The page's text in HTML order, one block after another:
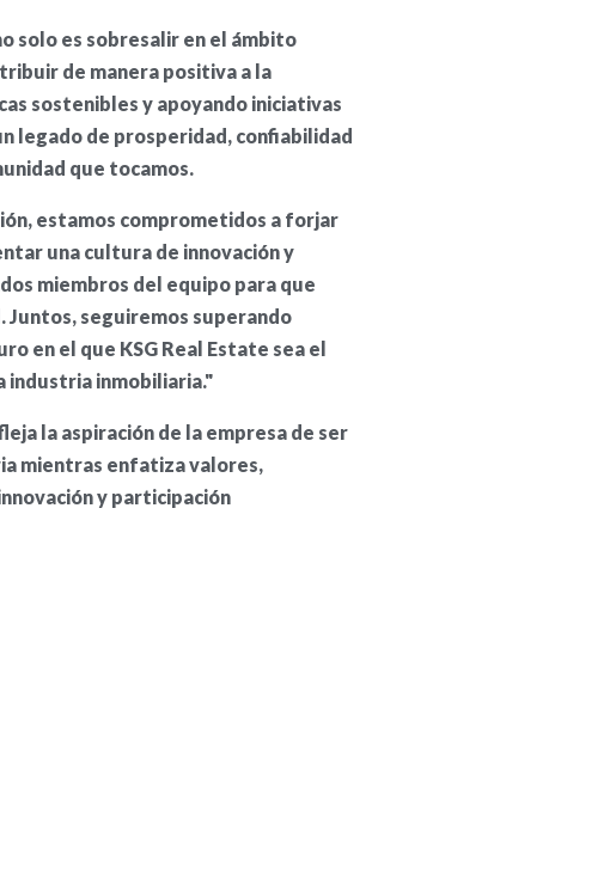
solo es sobresalir en el ámbito
de manera positiva a la
sostenibles y apoyando iniciativas
legado de prosperidad, confiabilidad
que tocamos.
estamos comprometidos a forjar
una cultura de innovación y
miembros del equipo para que
Juntos, seguiremos superando
en el que KSG Real Estate sea el
industria inmobiliaria."
la aspiración de la empresa de ser
mientras enfatiza valores,
y participación